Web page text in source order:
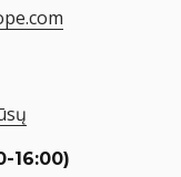
16:00)